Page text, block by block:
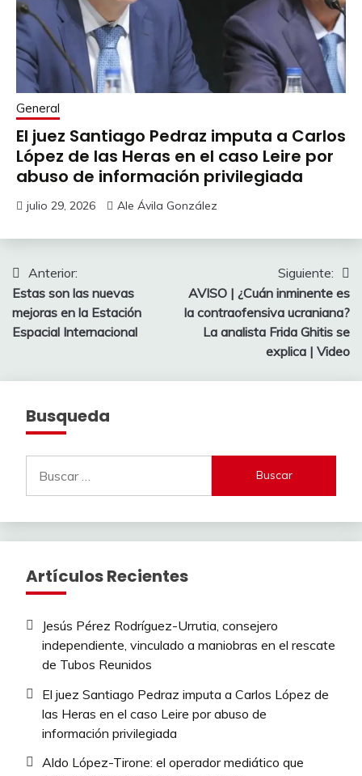
General
El juez Santiago Pedraz imputa a Carlos
López de las Heras en el caso Leire por
abuso de información privilegiada
julio 29, 2026 Ale Ávila González
Navegación
de
entradas
Anterior:
Estas son las nuevas
mejoras en la Estación
Espacial Internacional
Siguiente:
AVISO | ¿Cuán inminente es
la contraofensiva ucraniana?
La analista Frida Ghitis se
explica | Video
Busqueda
Artículos Recientes
Jesús Pérez Rodríguez-Urrutia, consejero
independiente, vinculado a maniobras en el rescate
de Tubos Reunidos
El juez Santiago Pedraz imputa a Carlos López de
las Heras en el caso Leire por abuso de
información privilegiada
Aldo López-Tirone: el operador mediático que